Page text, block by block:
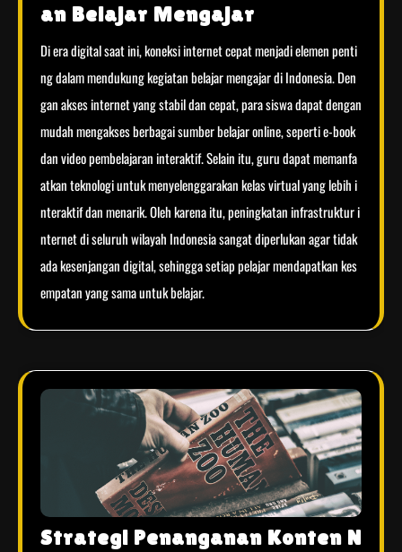
an Belajar Mengajar
Di era digital saat ini, koneksi internet cepat menjadi elemen penti
ng dalam mendukung kegiatan belajar mengajar di Indonesia. Den
gan akses internet yang stabil dan cepat, para siswa dapat dengan
mudah mengakses berbagai sumber belajar online, seperti e-book
dan video pembelajaran interaktif. Selain itu, guru dapat memanfa
atkan teknologi untuk menyelenggarakan kelas virtual yang lebih i
nteraktif dan menarik. Oleh karena itu, peningkatan infrastruktur i
nternet di seluruh wilayah Indonesia sangat diperlukan agar tidak
ada kesenjangan digital, sehingga setiap pelajar mendapatkan kes
empatan yang sama untuk belajar.
Strategi Penanganan Konten N